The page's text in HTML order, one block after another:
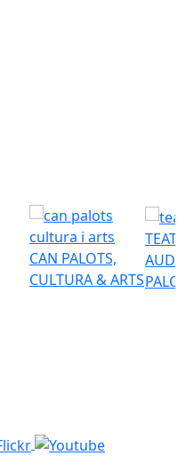
CAN PALOTS,
CULTURA & ARTS